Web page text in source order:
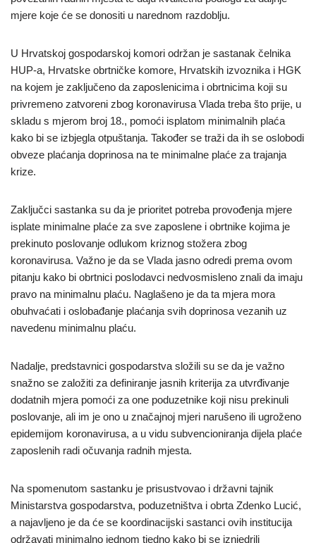
mjere koje će se donositi u narednom razdoblju.
U Hrvatskoj gospodarskoj komori održan je sastanak čelnika
HUP-a, Hrvatske obrtničke komore, Hrvatskih izvoznika i HGK
na kojem je zaključeno da zaposlenicima i obrtnicima koji su
privremeno zatvoreni zbog koronavirusa Vlada treba što prije, u
skladu s mjerom broj 18., pomoći isplatom minimalnih plaća
kako bi se izbjegla otpuštanja. Također se traži da ih se oslobodi
obveze plaćanja doprinosa na te minimalne plaće za trajanja
krize.
Zaključci sastanka su da je prioritet potreba provođenja mjere
isplate minimalne plaće za sve zaposlene i obrtnike kojima je
prekinuto poslovanje odlukom kriznog stožera zbog
koronavirusa. Važno je da se Vlada jasno odredi prema ovom
pitanju kako bi obrtnici poslodavci nedvosmisleno znali da imaju
pravo na minimalnu plaću. Naglašeno je da ta mjera mora
obuhvaćati i oslobađanje plaćanja svih doprinosa vezanih uz
navedenu minimalnu plaću.
Nadalje, predstavnici gospodarstva složili su se da je važno
snažno se založiti za definiranje jasnih kriterija za utvrđivanje
dodatnih mjera pomoći za one poduzetnike koji nisu prekinuli
poslovanje, ali im je ono u značajnoj mjeri narušeno ili ugroženo
epidemijom koronavirusa, a u vidu subvencioniranja dijela plaće
zaposlenih radi očuvanja radnih mjesta.
Na spomenutom sastanku je prisustvovao i državni tajnik
Ministarstva gospodarstva, poduzetništva i obrta Zdenko Lucić,
a najavljeno je da će se koordinacijski sastanci ovih institucija
održavati minimalno jednom tjedno kako bi se iznjedrili